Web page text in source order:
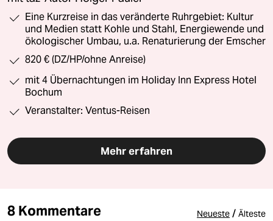
Eine Kurzreise in das veränderte Ruhrgebiet: Kultur
und Medien statt Kohle und Stahl, Energiewende und
ökologischer Umbau, u.a. Renaturierung der Emscher
820 € (DZ/HP/ohne Anreise)
mit 4 Übernachtungen im Holiday Inn Express Hotel
Bochum
Veranstalter: Ventus-Reisen
Mehr erfahren
8 Kommentare Neueste / Älteste